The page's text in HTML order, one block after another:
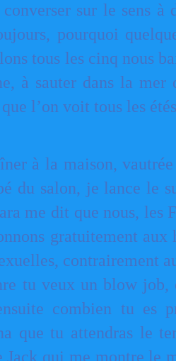
sur le sens à
pourquoi
tous les cinq nous
à sauter dans la
l’on voit tous les
à la maison,
du salon, je lance le
me dit que nous, les
gratuitement aux
contrairement
tu veux un blow
combien tu es
que tu attendras le
Jack qui me montre le